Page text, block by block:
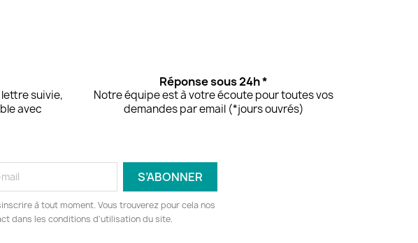
suivie,
avec
Réponse sous 24h *
Notre équipe est à votre écoute pour toutes vos
demandes par email (*jours ouvrés)
à tout moment. Vous trouverez pour cela nos
dans les conditions d'utilisation du site.